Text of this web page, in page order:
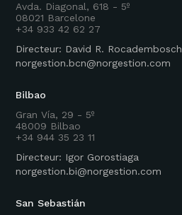
Avda. Diagonal, 618 - 5º
08021 Barcelone
+34 933 42 62 27
Directeur: David R. Rocadembosch
norgestion.bcn@norgestion.com
Bilbao
Gran Vía, 29 - 5º
48009 Bilbao
+34 944 35 23 11
Directeur: Igor Gorostiaga
norgestion.bi@norgestion.com
San Sebastián